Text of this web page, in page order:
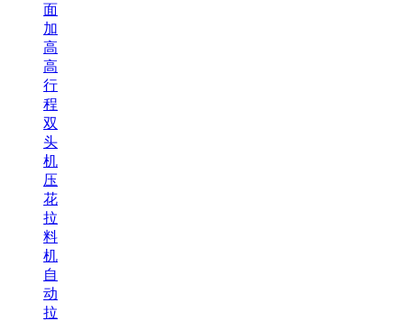
面
加
高
高
行
程
双
头
机
压
花
拉
料
机
自
动
拉